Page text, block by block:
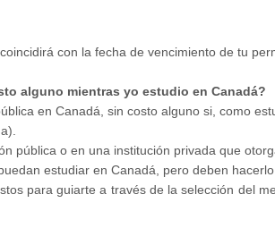
con la fecha de vencimiento de tu
alguno mientras yo estudio en Canadá?
en Canadá, sin costo alguno si, como
pública o en una institución privada que
estudiar en Canadá, pero deben
para guiarte a través de la selección del